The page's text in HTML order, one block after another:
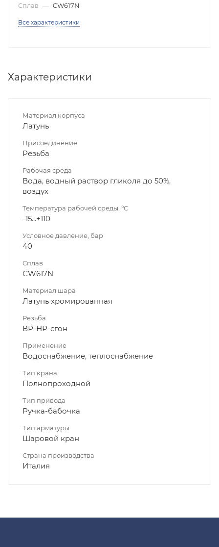
Сплав — CW617N
Все характеристики
Характеристики
Материал корпуса
Латунь
Присоединение
Резьба
Рабочая среда
Вода, водный раствор гликоля до 50%,
воздух
Температура рабочей среды, °C
-15...+110
Условное давление, бар
40
Сплав
CW617N
Материал шара
Латунь хромированная
Резьба
ВР-НР-сгон
Применение
Водоснабжение, теплоснабжение
Тип крана
Полнопроходной
Тип привода
Ручка-бабочка
Тип арматуры
Шаровой кран
Страна производства
Италия